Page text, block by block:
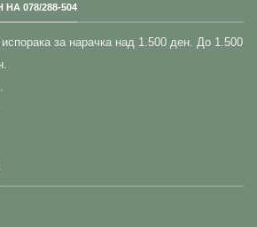
078/288-504
за нарачка над 1.500 ден. До 1.500